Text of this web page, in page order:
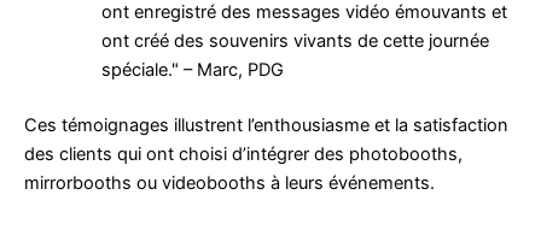
ont enregistré des messages vidéo émouvants et
ont créé des souvenirs vivants de cette journée
spéciale." – Marc, PDG
Ces témoignages illustrent l’enthousiasme et la satisfaction
des clients qui ont choisi d’intégrer des photobooths,
mirrorbooths ou videobooths à leurs événements.